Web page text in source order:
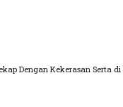
Dengan Kekerasan Serta